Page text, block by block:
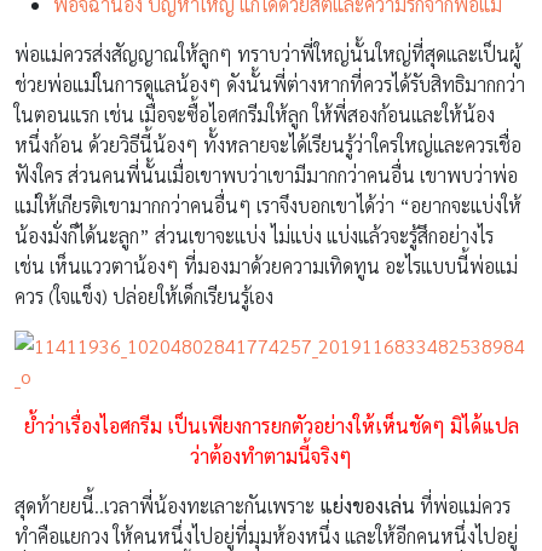
พ่อแม่ควรส่งสัญญาณให้ลูกๆ ทราบว่าพี่ใหญ่นั้นใหญ่ที่สุดและเป็นผู้
ช่วยพ่อแม่ในการดูแลน้องๆ ดังนั้นพี่ต่างหากที่ควรได้รับสิทธิมากกว่า
ในตอนแรก เช่น เมื่อจะซื้อไอศกรีมให้ลูก ให้พี่สองก้อนและให้น้อง
หนึ่งก้อน ด้วยวิธีนี้น้องๆ ทั้งหลายจะได้เรียนรู้ว่าใครใหญ่และควรเชื่อ
ฟังใคร ส่วนคนพี่นั้นเมื่อเขาพบว่าเขามีมากกว่าคนอื่น เขาพบว่าพ่อ
แม่ให้เกียรติเขามากกว่าคนอื่นๆ เราจึงบอกเขาได้ว่า “อยากจะแบ่งให้
น้องมั่งก็ได้นะลูก” ส่วนเขาจะแบ่ง ไม่แบ่ง แบ่งแล้วจะรู้สึกอย่างไร
เช่น เห็นแววตาน้องๆ ที่มองมาด้วยความเทิดทูน อะไรแบบนี้พ่อแม่
ควร (ใจแข็ง) ปล่อยให้เด็กเรียนรู้เอง
ย้ำว่าเรื่องไอศกรีม เป็นเพียงการยกตัวอย่างให้เห็นชัดๆ มิได้แปล
ว่าต้องทำตามนี้จริงๆ
สุดท้ายยนี้..เวลาพี่น้องทะเลาะกันเพราะ แย่งของเล่น ที่พ่อแม่ควร
ทำคือแยกวง ให้คนหนึ่งไปอยู่ที่มุมห้องหนึ่ง และให้อีกคนหนึ่งไปอยู่